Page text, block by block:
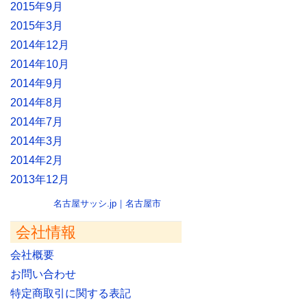
2015年9月
2015年3月
2014年12月
2014年10月
2014年9月
2014年8月
2014年7月
2014年3月
2014年2月
2013年12月
名古屋サッシ.jp｜名古屋市
会社情報
会社概要
お問い合わせ
特定商取引に関する表記